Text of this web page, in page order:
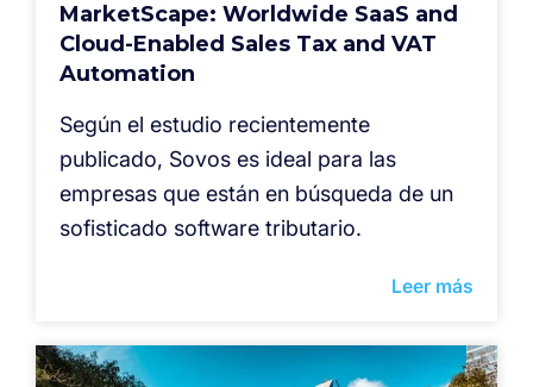
MarketScape: Worldwide SaaS and
Cloud-Enabled Sales Tax and VAT
Automation
Según el estudio recientemente
publicado, Sovos es ideal para las
empresas que están en búsqueda de un
sofisticado software tributario.
Leer más